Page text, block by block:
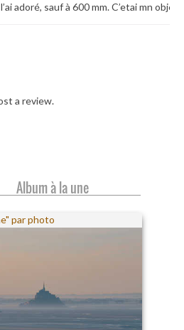
adoré, sauf à 600 mm. C’etai mn
a review.
Album à la une
par photo